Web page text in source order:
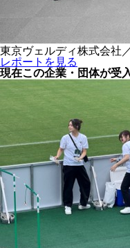
東京ヴェルディ株式会社
レポートを見る
現在この企業・団体が受